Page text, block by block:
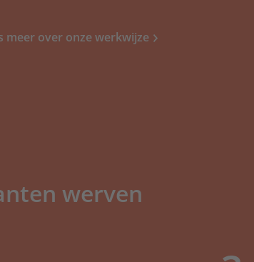
Zonwering
meer over onze werkwijze
werven